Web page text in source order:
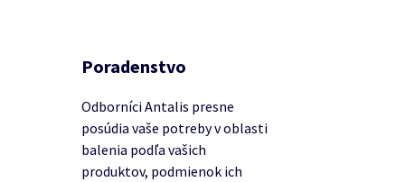
Poradenstvo
Odborníci Antalis presne
posúdia vaše potreby v oblasti
balenia podľa vašich
produktov, podmienok ich